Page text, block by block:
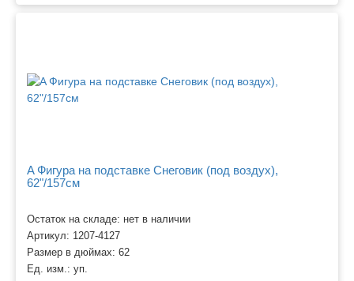
A Фигура на подставке Снеговик (под воздух),
62"/157см
Остаток на складе: нет в наличии
Артикул: 1207-4127
Размер в дюймах: 62
Ед. изм.: уп.